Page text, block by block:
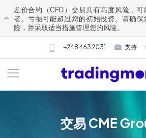
差价合约（CFD）交易具有高度风险，
者。亏损可能超过您的初始投资。请确
险，并采取适当措施管理您的风险。
+248 463 2031 支持
交易 CME